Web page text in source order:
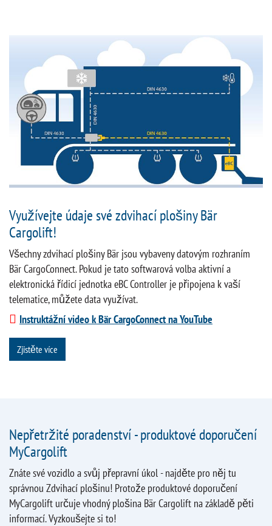
Využívejte údaje své zdvihací plošiny Bär
Cargolift!
Všechny zdvihací plošiny Bär jsou vybaveny datovým rozhraním
Bär CargoConnect. Pokud je tato softwarová volba aktivní a
elektronická řídicí jednotka eBC Controller je připojena k vaší
telematice, můžete data využívat.
Instruktážní video k Bär CargoConnect na YouTube
Zjistěte více
Nepřetržité poradenství - produktové doporučení
MyCargolift
Znáte své vozidlo a svůj přepravní úkol - najděte pro něj tu
správnou Zdvihací plošinu! Protože produktové doporučení
MyCargolift určuje vhodný plošina Bär Cargolift na základě pěti
informací. Vyzkoušejte si to!